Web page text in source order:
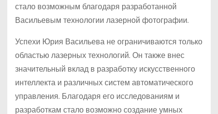
стало возможным благодаря разработанной
Васильевым технологии лазерной фотографии.
Успехи Юрия Васильева не ограничиваются только
областью лазерных технологий. Он также внес
значительный вклад в разработку искусственного
интеллекта и различных систем автоматического
управления. Благодаря его исследованиям и
разработкам стало возможно создание умных